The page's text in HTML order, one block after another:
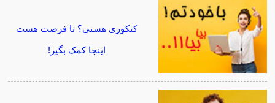
کنکوری هستی؟ تا فرصت هست
اینجا کمک بگیر!